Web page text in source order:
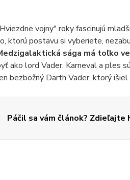
vojny" roky fascinujú
ktorú postavu si vyberiete,
sága má toľko
ako lord Vader. Karneval a ples
bezbožný Darth Vader, ktorý
Páčil sa vám článok? Zdieľajte